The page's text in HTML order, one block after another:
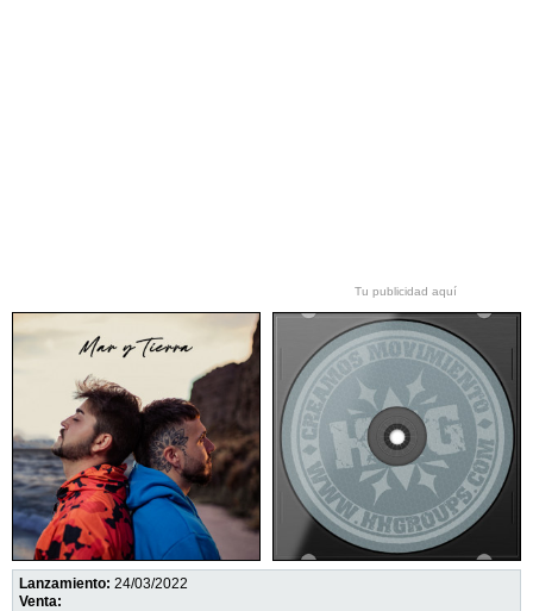
Tu publicidad aquí
Lanzamiento: 24/03/2022
Venta: